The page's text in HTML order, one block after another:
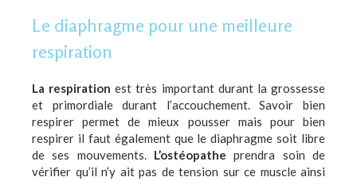
Le diaphragme pour une meilleure
respiration
La respiration est très important durant la grossesse
et primordiale durant l’accouchement. Savoir bien
respirer permet de mieux pousser mais pour bien
respirer il faut également que le diaphragme soit libre
de ses mouvements.L’ostéopathe prendra soin de
vérifier qu’il n’y ait pas de tension sur ce muscle ainsi